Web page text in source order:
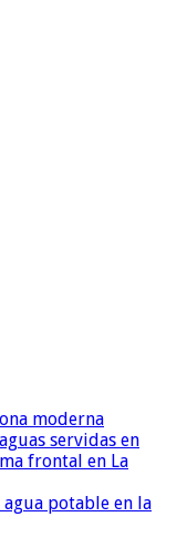
moderna
servidas en
frontal en La
potable en la